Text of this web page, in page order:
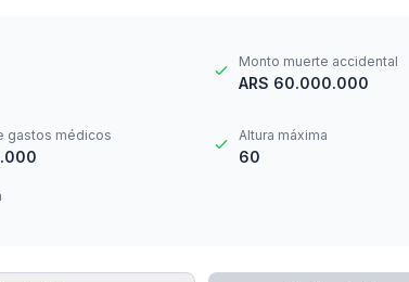
Monto muerte accidental
ARS 60.000.000
gastos médicos Altura máxima
60